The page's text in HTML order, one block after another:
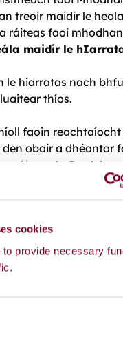
cookies
provide necessary
treoir maidir le
ráiteas faoi
maidir le
le hiarratas nach
thíos.
faoin reachtaíocht
obair a dhéantar
áireamh. Sa chás
séadchomhartha a
na Séadchomharthaí
na coinníollacha
toiliú an Aire a
sin.
eolais, soiléiriú
nó deimhniú go
agat faoi
cosanta a